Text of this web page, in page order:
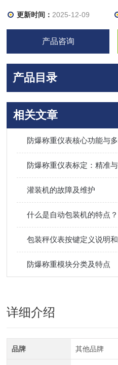
更新时间： 2025-12-09
产品咨询
产品目录
相关文章
防爆称重仪表核心功能与
防爆称重仪表标定：精准
灌装机的故障及维护
什么是自动包装机的特点？
包装秤仪表按键定义说明
防爆称重模块分类及特点
详细介绍
品牌 其他品牌